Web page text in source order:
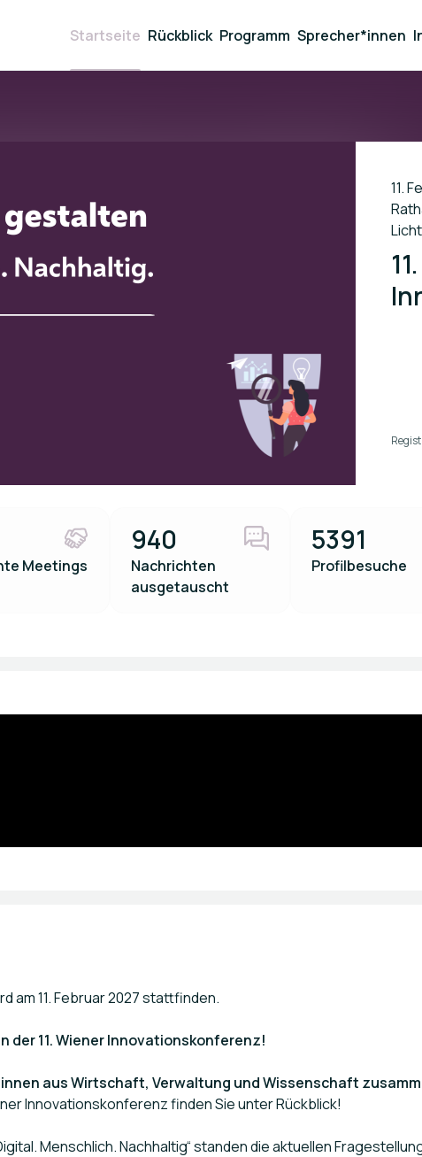
Startseite Rückblick Programm Sprecher*innen
11.
Meetings
940
Nachrichten
ausgetauscht
5391
Profilbesuche
am 11. Februar 2027 stattfinden.
der 11. Wiener Innovationskonferenz!
aus Wirtschaft, Verwaltung und Wissenschaft
Innovationskonferenz finden Sie unter Rückblick!
Menschlich. Nachhaltig“ standen die aktuellen